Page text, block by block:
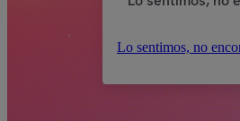
Lo sentimos, no